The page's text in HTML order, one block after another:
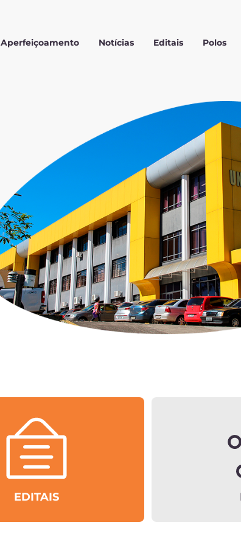
Aperfeiçoamento Notícias Editais Polos
EDITAIS